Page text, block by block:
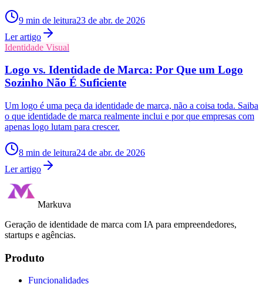
9 min de leitura23 de abr. de 2026
Ler artigo
Identidade Visual
Logo vs. Identidade de Marca: Por Que um Logo
Sozinho Não É Suficiente
Um logo é uma peça da identidade de marca, não a coisa toda. Saiba
o que identidade de marca realmente inclui e por que empresas com
apenas logo lutam para crescer.
8 min de leitura24 de abr. de 2026
Ler artigo
Markuva
Geração de identidade de marca com IA para empreendedores,
startups e agências.
Produto
Funcionalidades